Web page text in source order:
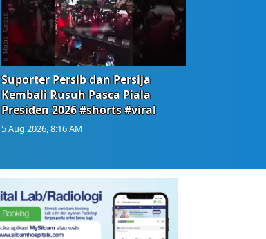
Suporter Persib dan Persija
Kembali Rusuh Pasca Piala
Presiden 2026 #shorts #viral
5 Aug 2026, 8:16 AM